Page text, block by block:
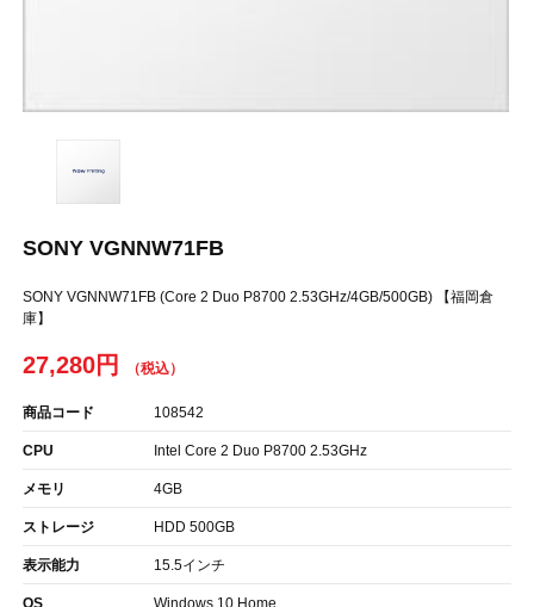
SONY VGNNW71FB
SONY VGNNW71FB (Core 2 Duo P8700 2.53GHz/4GB/500GB) 【福岡倉
庫】
27,280円
商品コード 108542
CPU Intel Core 2 Duo P8700 2.53GHz
メモリ 4GB
ストレージ HDD 500GB
表示能力 15.5インチ
OS Windows 10 Home